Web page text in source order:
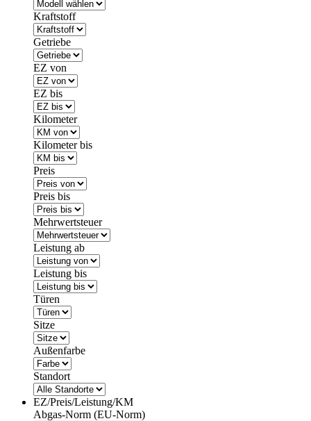
Kraftstoff
Getriebe
EZ von
EZ bis
Kilometer
Kilometer bis
Preis
Preis bis
Mehrwertsteuer
Leistung ab
Leistung bis
Türen
Sitze
Außenfarbe
Standort
EZ/Preis/Leistung/KM
Abgas-Norm (EU-Norm)